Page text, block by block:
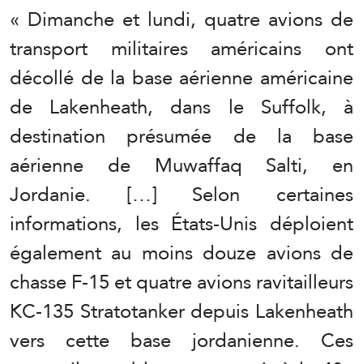
« Dimanche et lundi, quatre avions de
transport militaires américains ont
décollé de la base aérienne américaine
de Lakenheath, dans le Suffolk, à
destination présumée de la base
aérienne de Muwaffaq Salti, en
Jordanie. […] Selon certaines
informations, les États-Unis déploient
également au moins douze avions de
chasse F-15 et quatre avions ravitailleurs
KC-135 Stratotanker depuis Lakenheath
vers cette base jordanienne. Ces